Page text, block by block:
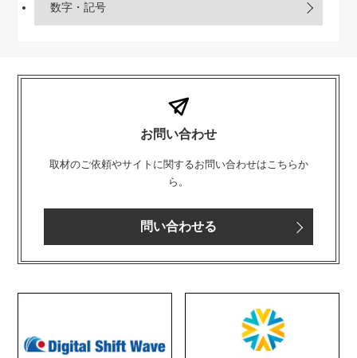
数字・記号
お問い合わせ
取材のご依頼やサイトに関するお問い合わせはこちらか
ら。
問い合わせる